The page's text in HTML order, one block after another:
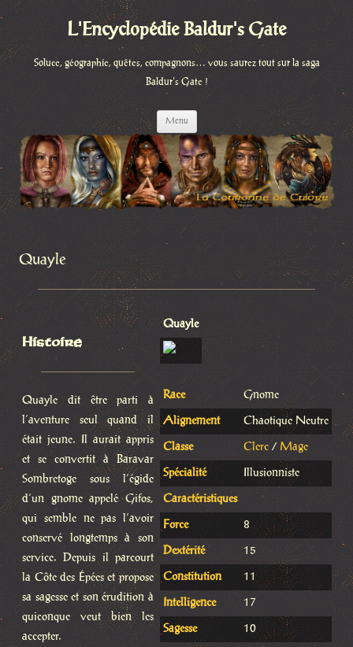
L'Encyclopédie Baldur's Gate
Soluce, géographie, quêtes, compagnons… vous saurez tout sur la saga
Baldur's Gate !
Menu
contenu
Quayle
Histoire
Quayle dit être parti à
l’aventure seul quand il
était jeune. Il aurait appris
et se convertit à Baravar
Sombretoge sous l’égide
d’un gnome appelé Gifos,
qui semble ne pas l’avoir
conservé longtemps à son
service. Depuis il parcourt
la Côte des Épées et propose
sa sagesse et son érudition à
quiconque veut bien les
accepter.
Quayle
Race Gnome
Alignement Chaotique Neutre
Classe Clerc / Mage
Spécialité Illusionniste
Caractéristiques
Force 8
Dextérité 15
Constitution 11
Intelligence 17
Sagesse 10